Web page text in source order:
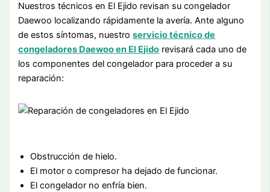
Nuestros técnicos en El Ejido revisan su congelador
Daewoo localizando rápidamente la avería. Ante alguno
de estos síntomas, nuestroservicio técnico de
congeladores Daewoo en El Ejido revisará cada uno de
los componentes del congelador para proceder a su
reparación:
Obstrucción de hielo.
El motor o compresor ha dejado de funcionar.
El congelador no enfría bien.